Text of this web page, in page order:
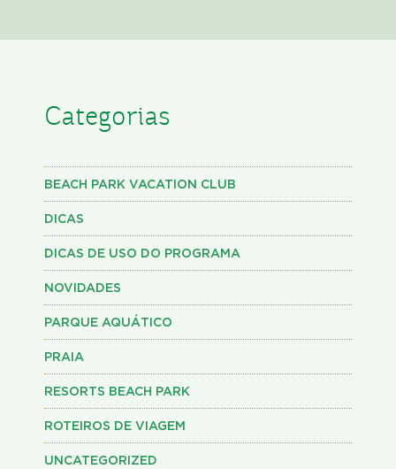
Categorias
BEACH PARK VACATION CLUB
DICAS
DICAS DE USO DO PROGRAMA
NOVIDADES
PARQUE AQUÁTICO
PRAIA
RESORTS BEACH PARK
ROTEIROS DE VIAGEM
UNCATEGORIZED